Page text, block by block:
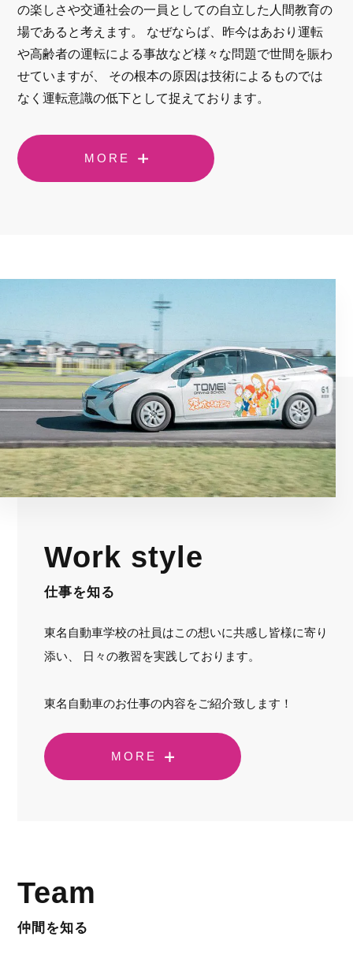
の楽しさや交通社会の一員としての自立した人間教育の
場であると考えます。 なぜならば、昨今はあおり運転
や高齢者の運転による事故など様々な問題で世間を賑わ
せていますが、 その根本の原因は技術によるものでは
なく運転意識の低下として捉えております。
MORE
Work style
仕事を知る
東名自動車学校の社員はこの想いに共感し皆様に寄り
添い、 日々の教習を実践しております。
東名自動車のお仕事の内容をご紹介致します！
MORE
Team
仲間を知る